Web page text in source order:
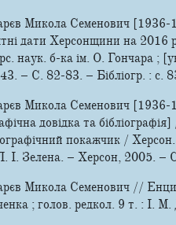
Микола Семенович [1936-
дати Херсонщини на 2016
наук. б-ка ім. О. Гончара ;
– С. 82-83. – Бібліогр. : с.
Микола Семенович [1936-
довідка та
покажчик /
І. Зелена. – Херсон, 2005. –
Микола Семенович //
; голов. редкол. 9 т. : І.